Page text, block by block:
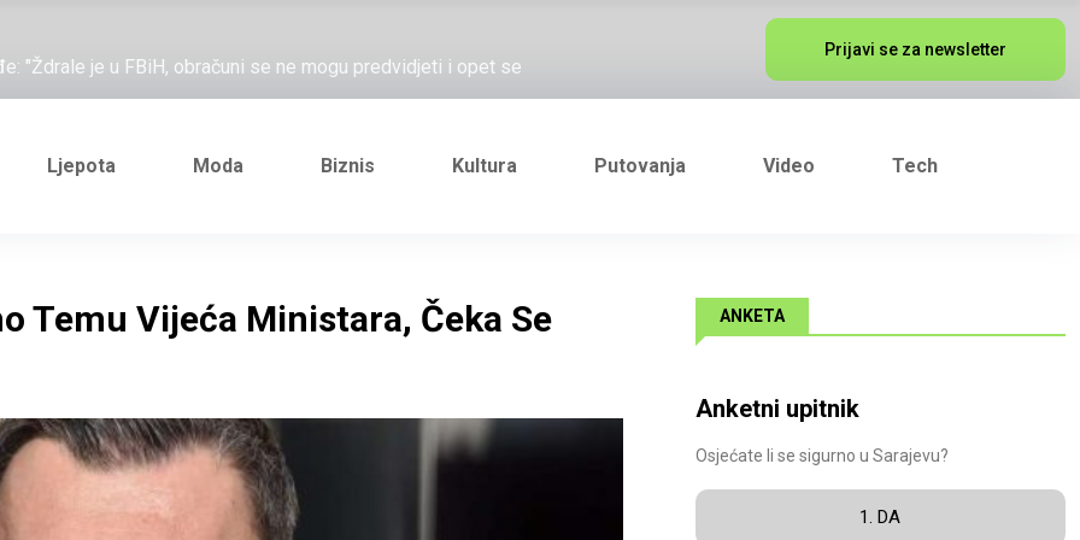
"Ždrale je u FBiH, obračuni se ne mogu predvidjeti i opet se
Željezničarov Karamarko
je general Izet Nanić, pogibijom je probio blokadu koja je
Željezničarov Karamarko
Prijavi se za newsletter
Ljepota Moda Biznis Kultura Putovanja Video Tech
Temu Vijeća Ministara, Čeka Se
ANKETA
Anketni upitnik
Osjećate li se sigurno u Sarajevu?
1. DA